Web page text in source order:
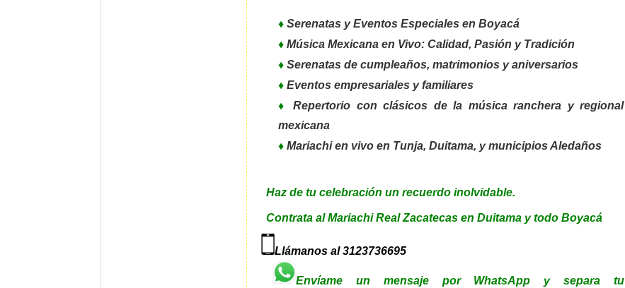
♦ Serenatas y Eventos Especiales en Boyacá
♦ Música Mexicana en Vivo: Calidad, Pasión y Tradición
♦ Serenatas de cumpleaños, matrimonios y aniversarios
♦ Eventos empresariales y familiares
♦
Repertorio con clásicos de la música ranchera y regional
mexicana
♦ Mariachi en vivo en Tunja, Duitama, y municipios Aledaños
Haz de tu celebración un recuerdo inolvidable.
Contrata al Mariachi Real Zacatecas en Duitama y todo Boyacá
Llámanos al 3123736695
Envíame un mensaje por WhatsApp y separa tu